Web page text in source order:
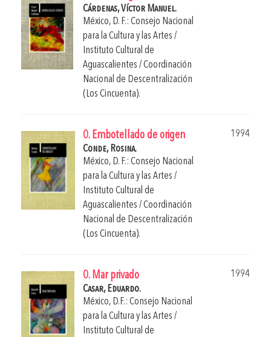
Cárdenas, Víctor Manuel.
México, D. F.: Consejo Nacional
para la Cultura y las Artes /
Instituto Cultural de
Aguascalientes / Coordinación
Nacional de Descentralización
(Los Cincuenta).
0. Embotellado de origen
1994
Conde, Rosina.
México, D. F.: Consejo Nacional
para la Cultura y las Artes /
Instituto Cultural de
Aguascalientes / Coordinación
Nacional de Descentralización
(Los Cincuenta).
0. Mar privado
1994
Casar, Eduardo.
México, D.F.: Consejo Nacional
para la Cultura y las Artes /
Instituto Cultural de